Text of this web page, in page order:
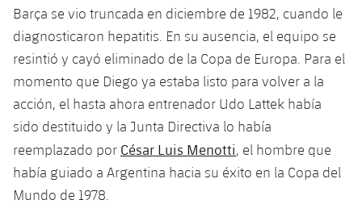
Barça se vio truncada en diciembre de 1982, cuando le
diagnosticaron hepatitis. En su ausencia, el equipo se
resintió y cayó eliminado de la Copa de Europa. Para el
momento que Diego ya estaba listo para volver a la
acción, el hasta ahora entrenador Udo Lattek había
sido destituido y la Junta Directiva lo había
reemplazado por César Luis Menotti, el hombre que
había guiado a Argentina hacia su éxito en la Copa del
Mundo de 1978.